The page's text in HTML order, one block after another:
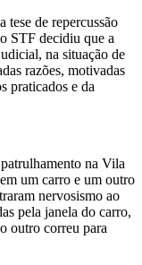
tese de repercussão
STF decidiu que a
na situação de
razões, motivadas
praticados e da
na Vila
um carro e um outro
nervosismo ao
pela janela do carro,
outro correu para